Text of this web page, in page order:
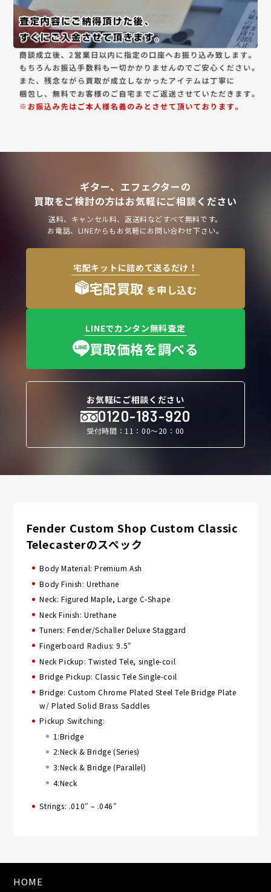
ギター、エフェクターの
買取をご検討の方はお気軽にご相談ください
送料、キャンセル料、返送料などすべて無料です。
お電話、LINEからもお気軽にお問い合わせ下さい。
宅配キットに詰めて送るだけ！
宅配買取 を申し込む
LINEでカンタン無料査定
買取価格を調べる
お気軽にご相談ください
0120-183-920
受付時間：11：00〜20：00
Fender Custom Shop Custom Classic
Telecasterのスペック
Body Material: Premium Ash
Body Finish: Urethane
Neck: Figured Maple, Large C-Shape
Neck Finish: Urethane
Tuners: Fender/Schaller Deluxe Staggard
Fingerboard Radius: 9.5″
Neck Pickup: Twisted Tele, single-coil
Bridge Pickup: Classic Tele Single-coil
Bridge: Custom Chrome Plated Steel Tele Bridge Plate
w/ Plated Solid Brass Saddles
Pickup Switching:
1:Bridge
2:Neck & Bridge (Series)
3:Neck & Bridge (Parallel)
4:Neck
Strings: .010″ – .046″
HOME